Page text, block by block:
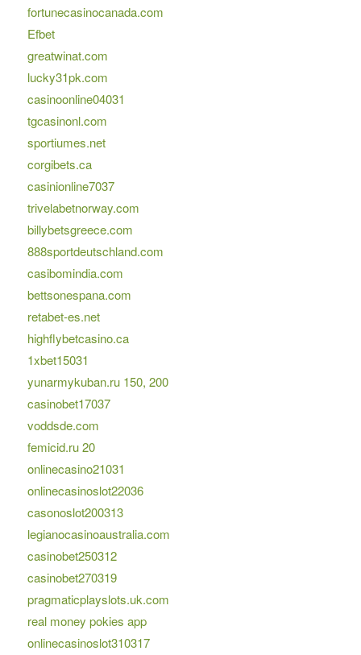
fortunecasinocanada.com
Efbet
greatwinat.com
lucky31pk.com
casinoonline04031
tgcasinonl.com
sportiumes.net
corgibets.ca
casinionline7037
trivelabetnorway.com
billybetsgreece.com
888sportdeutschland.com
casibomindia.com
bettsonespana.com
retabet-es.net
highflybetcasino.ca
1xbet15031
yunarmykuban.ru 150, 200
casinobet17037
voddsde.com
femicid.ru 20
onlinecasino21031
onlinecasinoslot22036
casonoslot200313
legianocasinoaustralia.com
casinobet250312
casinobet270319
pragmaticplayslots.uk.com
real money pokies app
onlinecasinoslot310317